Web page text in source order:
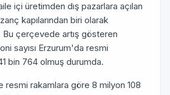
içi üretimden dış pazarlara açılan
kapılarından biri olarak
Bu çerçevede artış gösteren
sayısı Erzurum'da resmi
bin 764 olmuş durumda.
resmi rakamlara göre 8 milyon 108